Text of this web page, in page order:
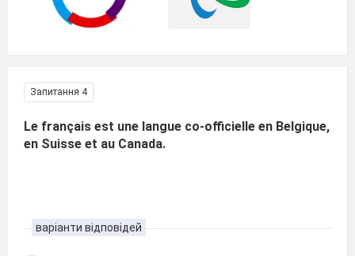
Запитання 4
Le français est une langue co-officielle en Belgique,
en Suisse et au Canada.
варіанти відповідей